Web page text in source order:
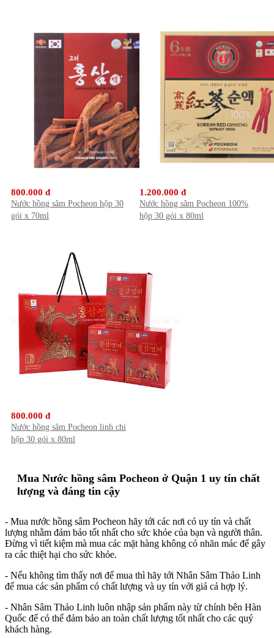
800.000 đ
Nước hồng sâm Pocheon hộp 30
gói x 70ml
1.200.000 đ
Nước hồng sâm Pocheon 100%
hộp 30 gói x 80ml
800.000 đ
Nước hồng sâm Pocheon linh chi
hộp 30 gói x 80ml
Mua Nước hồng sâm Pocheon ở Quận 1 uy tín chất
lượng và đáng tin cậy
- Mua nước hồng sâm Pocheon hãy tới các nơi có uy tín và chất
lượng nhằm đảm bảo tốt nhất cho sức khỏe của bạn và người thân.
Đừng vì tiết kiệm mà mua các mặt hàng không có nhãn mác để gây
ra các thiệt hại cho sức khỏe.
- Nếu không tìm thấy nơi để mua thì hãy tới Nhân Sâm Thảo Linh
để mua các sản phẩm có chất lượng và uy tín với giá cả hợp lý.
- Nhân Sâm Thảo Linh luôn nhập sản phẩm này từ chính bên Hàn
Quốc để có thể đảm bảo an toàn chất lượng tốt nhất cho các quý
khách hàng.